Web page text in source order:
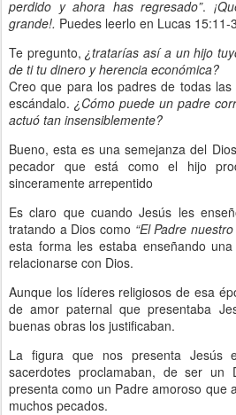
perdido y ahora has regresado”.
grande!. Puedes leerlo en Lucas 15:11-
Te pregunto,¿tratarías así a un hijo
de ti tu dinero y herencia económica?
Creo que para los padres de todas
escándalo. ¿Cómo puede un padre
actuó tan insensiblemente?
Bueno, esta es una semejanza del
pecador que está como el hijo
sinceramente arrepentido
Es claro que cuando Jesús les
tratando a Dios como “El Padre
esta forma les estaba enseñando
relacionarse con Dios.
Aunque los líderes religiosos de esa
de amor paternal que presentaba
buenas obras los justificaban.
La figura que nos presenta
sacerdotes proclamaban, de ser un
presenta como un Padre amoroso que
muchos pecados.